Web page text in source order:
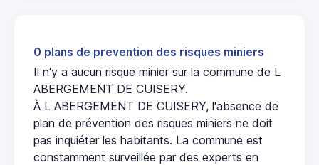
0 plans de prevention des risques miniers
Il n'y a aucun risque minier sur la commune de L
ABERGEMENT DE CUISERY.
À L ABERGEMENT DE CUISERY, l'absence de
plan de prévention des risques miniers ne doit
pas inquiéter les habitants. La commune est
constamment surveillée par des experts en